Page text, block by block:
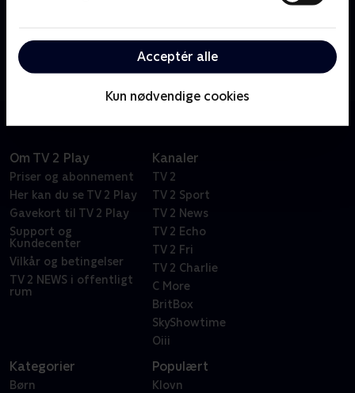
Acceptér alle
Kun nødvendige cookies
Lasse Rimmer er vært, når to hold kendte danskere
skal bluffe, gætte, købe og sælge sig igennem en
masse loppefund i håbet om at tjene flest penge.
Om TV 2 Play
Priser og abonnement
Her kan du se TV 2 Play
Gavekort til TV 2 Play
Support og
Kundecenter
Vilkår og betingelser
TV 2 NEWS i offentligt
rum
Kanaler
TV 2
TV 2 Sport
TV 2 News
TV 2 Echo
TV 2 Fri
TV 2 Charlie
C More
BritBox
SkyShowtime
Oiii
Kategorier
Børn
Populært
Klovn